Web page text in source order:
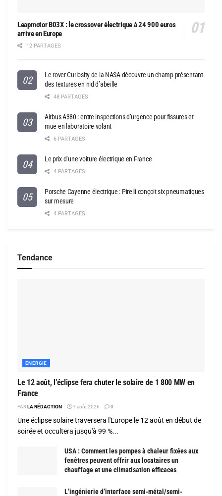
Leapmotor B03X : le crossover électrique à 24 900 euros
arrive en Europe
12 PARTAGES
Le rover Curiosity de la NASA découvre un champ présentant
des textures en nid d’abeille
48 PARTAGES
Airbus A380 : entre inspections d’urgence pour fissures et
mue en laboratoire volant
6 PARTAGES
Le prix d’une voiture électrique en France
4 PARTAGES
Porsche Cayenne électrique : Pirelli conçoit six pneumatiques
sur mesure
4 PARTAGES
Tendance
ENERGIE
Le 12 août, l’éclipse fera chuter le solaire de 1 800 MW en
France
PARLA RÉDACTION 7 août 2026 0
Une éclipse solaire traversera l'Europe le 12 août en début de
soirée et occultera jusqu'à 99 %...
USA : Comment les pompes à chaleur fixées aux
fenêtres peuvent offrir aux locataires un
chauffage et une climatisation efficaces
L’ingénierie d’interface semi-métal/semi-